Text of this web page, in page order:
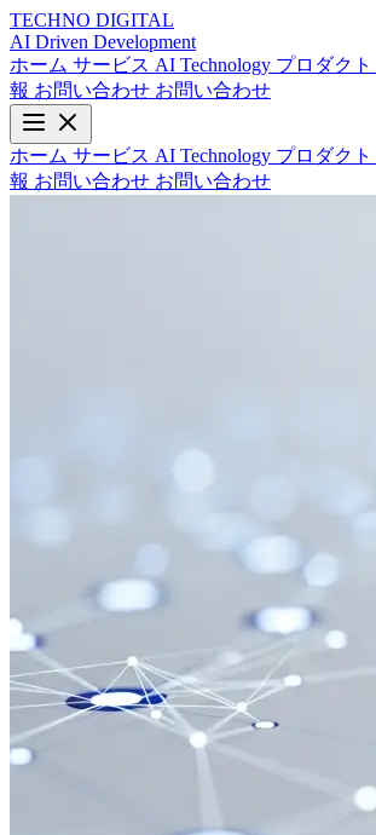
TECHNO DIGITAL
AI Driven Development
ホーム サービス AI Technology プロダクト
報 お問い合わせ お問い合わせ
ホーム サービス AI Technology プロダクト
報 お問い合わせ お問い合わせ